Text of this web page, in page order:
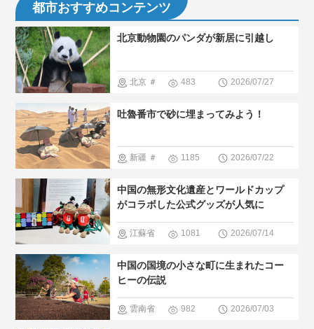
都市おすすめコンテンツ
北京動物園のパンダが新居に引越し
北京 ＃
すめ ＃人
483 2026/07/27
吐魯番市で砂に埋まってみよう！
新疆 ＃
すめ ＃現
地の暮らし
の少数民族
＃人間と大
自然
1185 2026/07/22
中国の無形文化遺産とワールドカップ
がコラボした公式グッズが人気に
江蘇省
族自治区
寧夏 ＃無
1081 2026/07/14
中国の国境の小さな町に生まれたコー
ヒーの伝説
雲南省 982 2026/07/03